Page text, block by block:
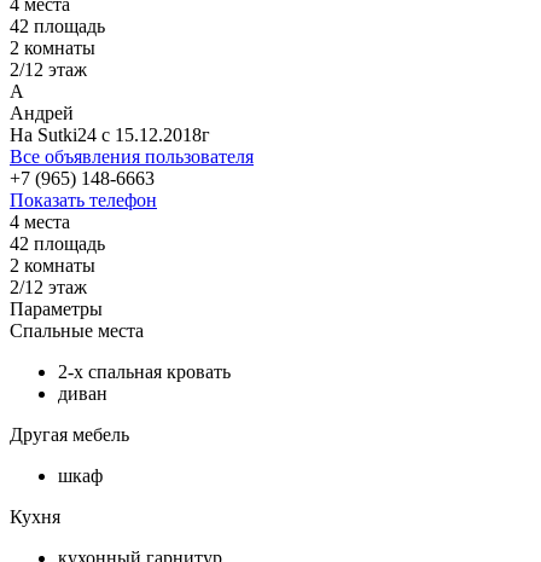
42 площадь
2 комнаты
2/12 этаж
А
Андрей
На Sutki24 c 15.12.2018г
Все объявления пользователя
+7 (965) 148-6663
Показать телефон
4 места
42 площадь
2 комнаты
2/12 этаж
Параметры
Спальные места
2-х спальная кровать
диван
Другая мебель
шкаф
Кухня
кухонный гарнитур